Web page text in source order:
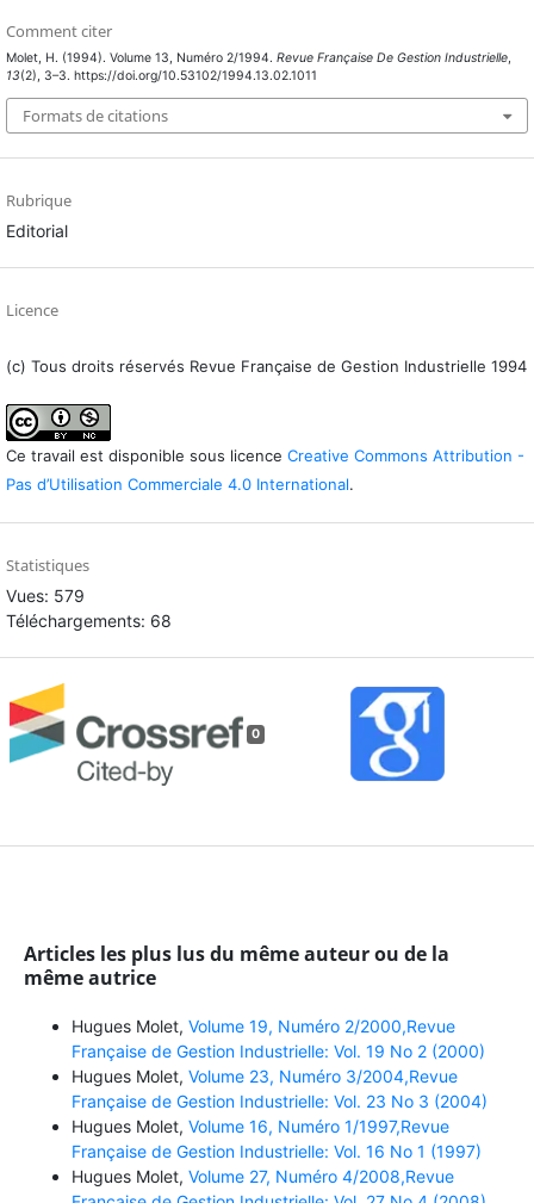
Comment citer
Molet, H. (1994). Volume 13, Numéro 2/1994. Revue Française De Gestion Industrielle,
13(2), 3–3. https://doi.org/10.53102/1994.13.02.1011
Formats de citations
Rubrique
Editorial
Licence
(c) Tous droits réservés Revue Française de Gestion Industrielle 1994
Ce travail est disponible sous licence Creative Commons Attribution -
Pas d’Utilisation Commerciale 4.0 International.
Statistiques
Vues: 579
Téléchargements: 68
0
Articles les plus lus du même auteur ou de la
même autrice
Hugues Molet, Volume 19, Numéro 2/2000,Revue
Française de Gestion Industrielle: Vol. 19 No 2 (2000)
Hugues Molet, Volume 23, Numéro 3/2004,Revue
Française de Gestion Industrielle: Vol. 23 No 3 (2004)
Hugues Molet, Volume 16, Numéro 1/1997,Revue
Française de Gestion Industrielle: Vol. 16 No 1 (1997)
Hugues Molet, Volume 27, Numéro 4/2008,Revue